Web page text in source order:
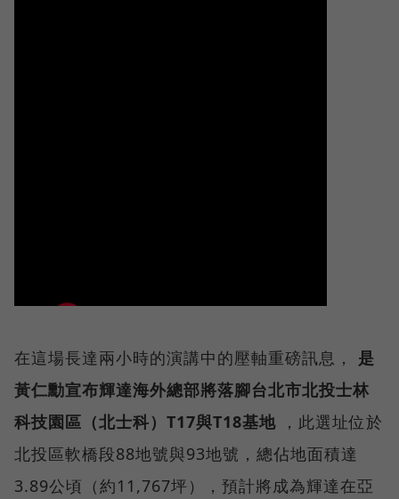
在這場長達兩小時的演講中的壓軸重磅訊息， 是
黃仁勳宣布輝達海外總部將落腳台北市北投士林
科技園區（北士科）T17與T18基地 ，此選址位於
北投區軟橋段88地號與93地號，總佔地面積達
3.89公頃（約11,767坪），預計將成為輝達在亞